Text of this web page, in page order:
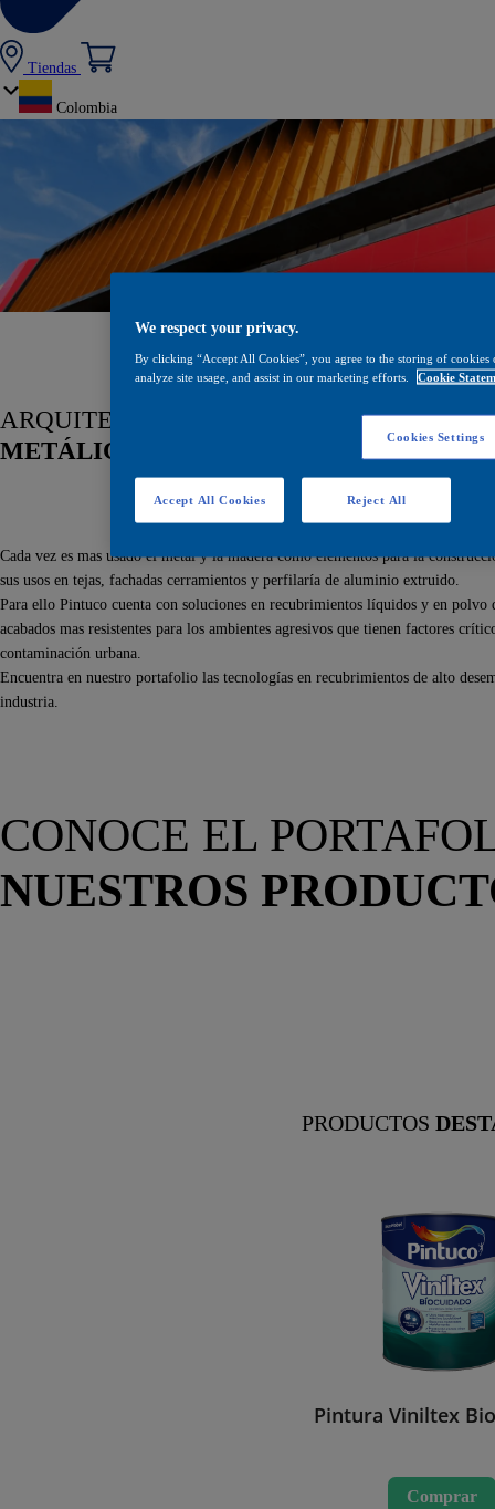
Tiendas
Colombia
ARQUITECTURA
METÁLICA Y EN MADERA
Cada vez es mas usado el metal y la madera como elementos para la
sus usos en tejas, fachadas cerramientos y perfilaría de aluminio extruido.
Para ello Pintuco cuenta con soluciones en recubrimientos líquidos y en
acabados mas resistentes para los ambientes agresivos que tienen factores
contaminación urbana.
Encuentra en nuestro portafolio las tecnologías en recubrimientos de alto
industria.
CONOCE EL
NUESTROS
PRODUCTOS
Pintura Viniltex
Comprar
We respect your privacy.
By clicking “Accept All Cookies”, you agree to the storing of
analyze site usage, and assist in our marketing efforts.
Cookie
Cookies Settings
Reject All
Accept All Cookies